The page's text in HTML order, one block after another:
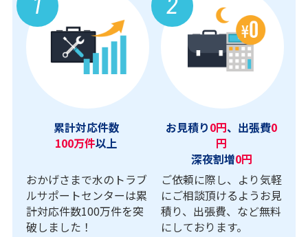
1
累計対応件数
100万件以上
おかげさまで水のトラブ
ルサポートセンターは累
計対応件数100万件を突
破しました！
2
お見積り0円、出張費0
円
深夜割増0円
ご依頼に際し、より気軽
にご相談頂けるようお見
積り、出張費、など無料
にしております。